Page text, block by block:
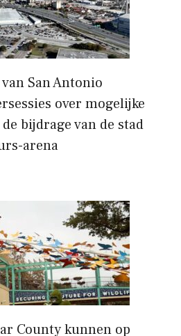
San Antonio
over mogelijke
bijdrage van de stad
arena
County kunnen op